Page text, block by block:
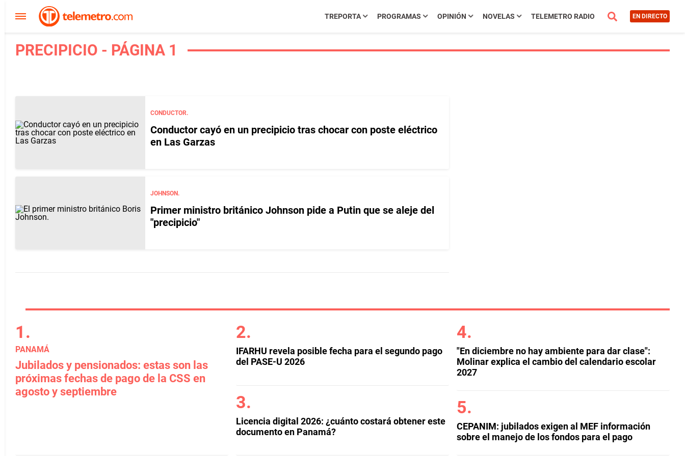
TREPORTA PROGRAMAS OPINIÓN NOVELAS TELEMETRO RADIO EN DIRECTO
PRECIPICIO - PÁGINA 1
CONDUCTOR.
Conductor cayó en un precipicio tras chocar con poste eléctrico
en Las Garzas
JOHNSON.
Primer ministro británico Johnson pide a Putin que se aleje del
"precipicio"
PANAMÁ
Jubilados y pensionados: estas son las
próximas fechas de pago de la CSS en
agosto y septiembre
IFARHU revela posible fecha para el segundo pago
del PASE-U 2026
Licencia digital 2026: ¿cuánto costará obtener este
documento en Panamá?
"En diciembre no hay ambiente para dar clase":
Molinar explica el cambio del calendario escolar
2027
CEPANIM: jubilados exigen al MEF información
sobre el manejo de los fondos para el pago